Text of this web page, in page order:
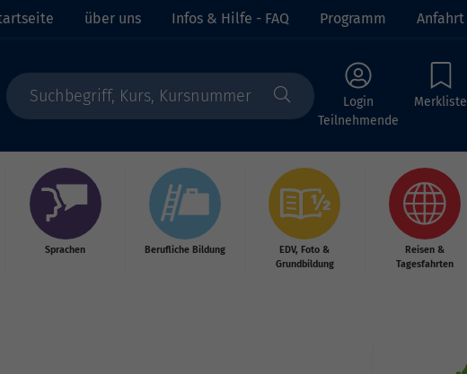
über uns Infos & Hilfe - FAQ Programm Anfahrt
Login
Teilnehmende
Merkliste
Sprachen Berufliche Bildung
EDV, Foto &
Grundbildung
Reisen &
Tagesfahrten